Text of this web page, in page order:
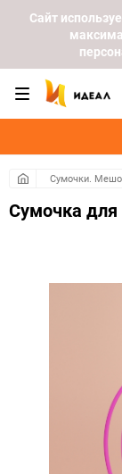
Cайт
Сумочки.
Сумочка для